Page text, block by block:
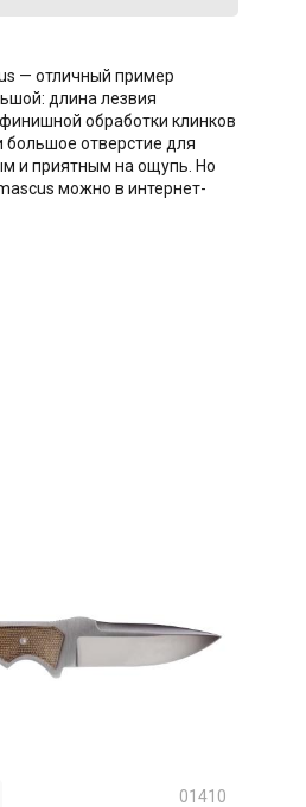
— отличный пример
длина лезвия
обработки клинков
большое отверстие для
и приятным на ощупь. Но
можно в интернет-
01410